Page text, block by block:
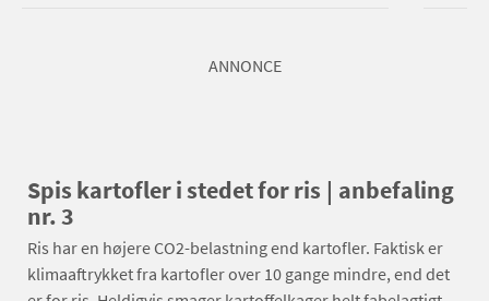
ANNONCE
Spis kartofler i stedet for ris | anbefaling
nr. 3
Ris har en højere CO2-belastning end kartofler. Faktisk er
klimaaftrykket fra kartofler over 10 gange mindre, end det